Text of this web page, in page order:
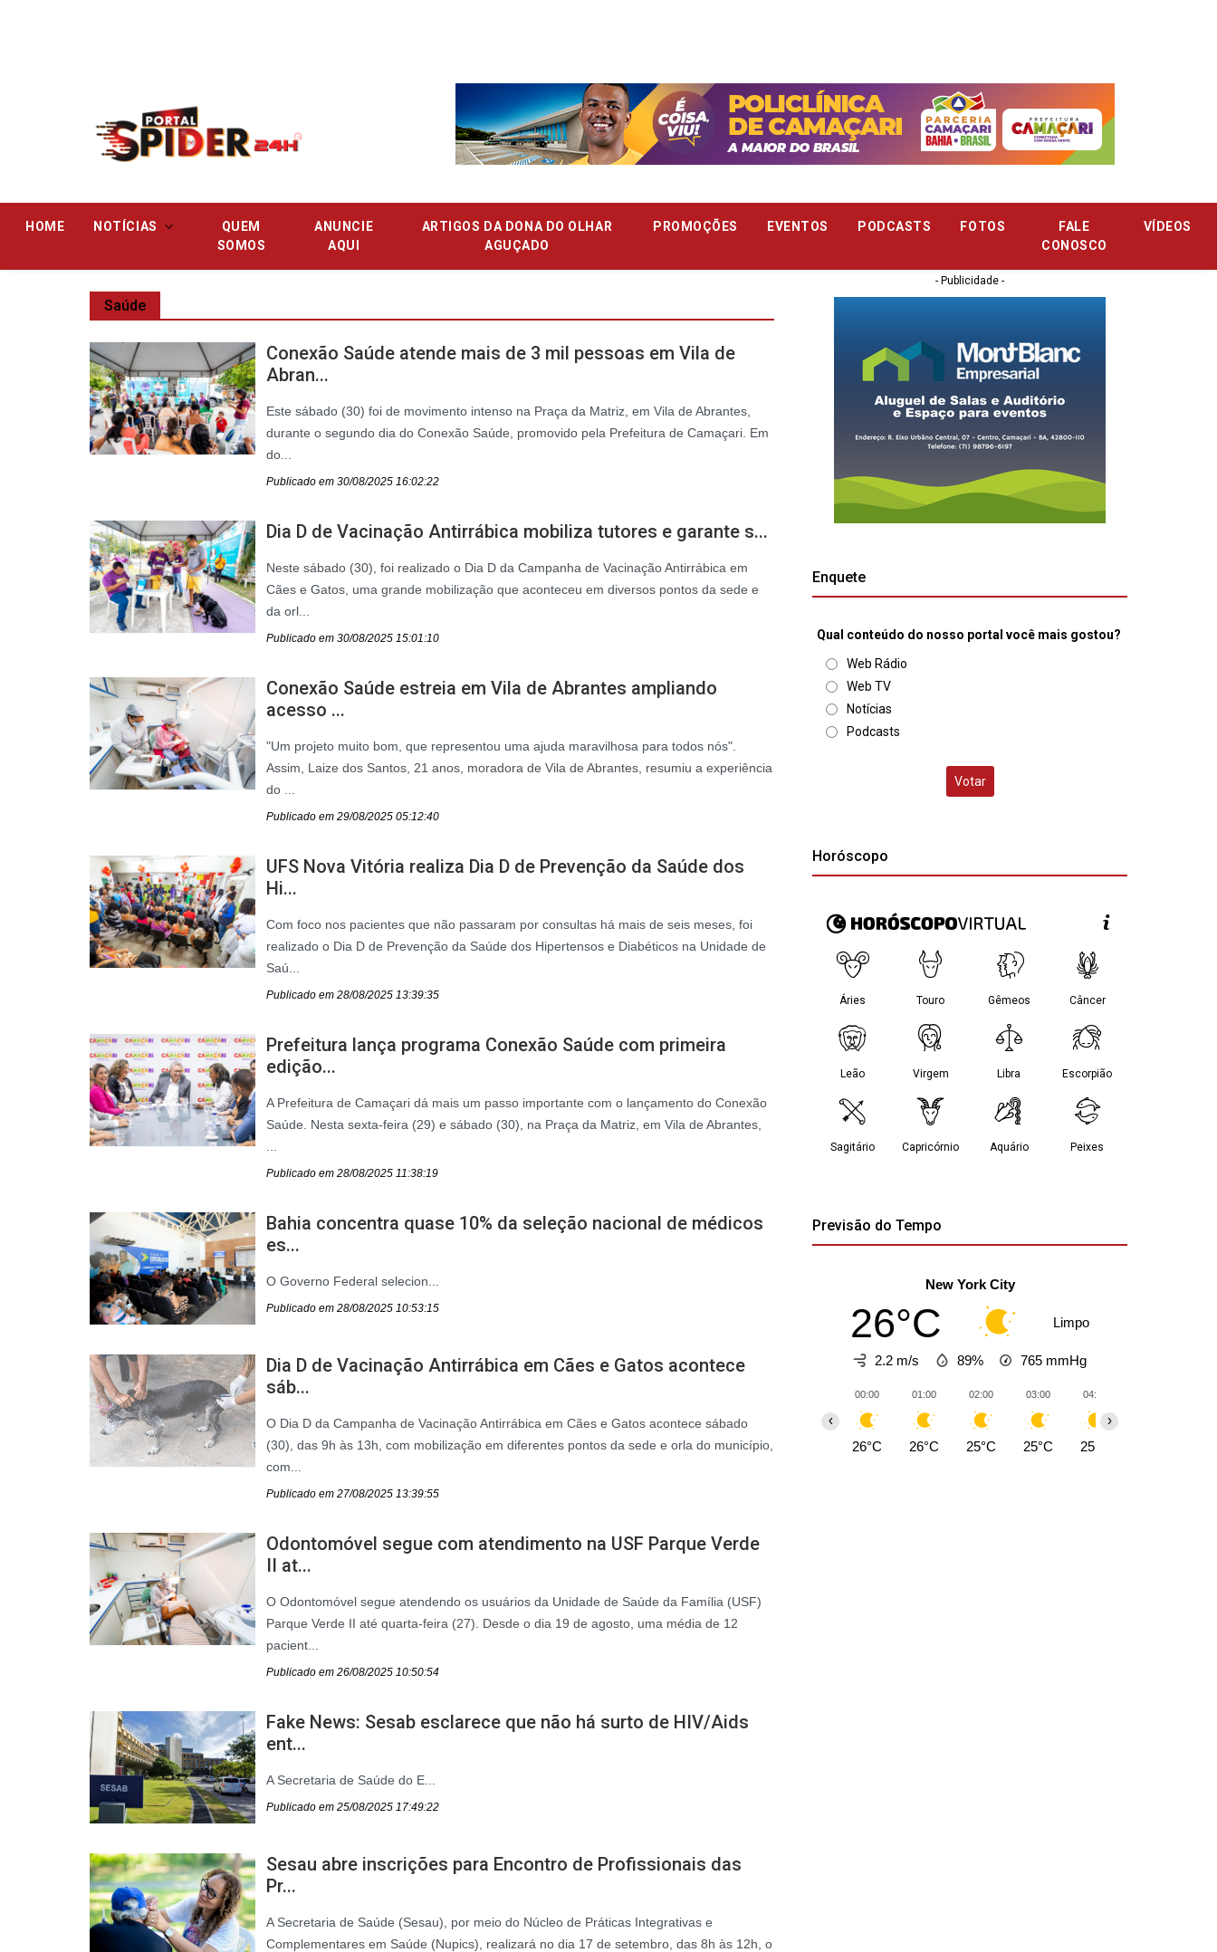
HOME NOTÍCIAS
QUEM
SOMOS
ANUNCIE
AQUI
ARTIGOS DA DONA DO OLHAR
AGUÇADO
PROMOÇÕES EVENTOS PODCASTS FOTOS
FALE
CONOSCO
VÍDEOS
Saúde
Conexão Saúde atende mais de 3 mil pessoas em Vila de
Abran...
Este sábado (30) foi de movimento intenso na Praça da Matriz, em Vila de Abrantes,
durante o segundo dia do Conexão Saúde, promovido pela Prefeitura de Camaçari. Em
do...
Publicado em 30/08/2025 16:02:22
Dia D de Vacinação Antirrábica mobiliza tutores e garante s...
Neste sábado (30), foi realizado o Dia D da Campanha de Vacinação Antirrábica em
Cães e Gatos, uma grande mobilização que aconteceu em diversos pontos da sede e
da orl...
Publicado em 30/08/2025 15:01:10
Conexão Saúde estreia em Vila de Abrantes ampliando
acesso ...
"Um projeto muito bom, que representou uma ajuda maravilhosa para todos nós".
Assim, Laize dos Santos, 21 anos, moradora de Vila de Abrantes, resumiu a experiência
do ...
Publicado em 29/08/2025 05:12:40
UFS Nova Vitória realiza Dia D de Prevenção da Saúde dos
Hi...
Com foco nos pacientes que não passaram por consultas há mais de seis meses, foi
realizado o Dia D de Prevenção da Saúde dos Hipertensos e Diabéticos na Unidade de
Saú...
Publicado em 28/08/2025 13:39:35
Prefeitura lança programa Conexão Saúde com primeira
edição...
A Prefeitura de Camaçari dá mais um passo importante com o lançamento do Conexão
Saúde. Nesta sexta-feira (29) e sábado (30), na Praça da Matriz, em Vila de Abrantes,
Publicado em 28/08/2025 11:38:19
Bahia concentra quase 10% da seleção nacional de médicos
es...
O Governo Federal selecion...
Publicado em 28/08/2025 10:53:15
Dia D de Vacinação Antirrábica em Cães e Gatos acontece
sáb...
O Dia D da Campanha de Vacinação Antirrábica em Cães e Gatos acontece sábado
(30), das 9h às 13h, com mobilização em diferentes pontos da sede e orla do município,
com...
Publicado em 27/08/2025 13:39:55
Odontomóvel segue com atendimento na USF Parque Verde
II at...
O Odontomóvel segue atendendo os usuários da Unidade de Saúde da Família (USF)
Parque Verde II até quarta-feira (27). Desde o dia 19 de agosto, uma média de 12
pacient...
Publicado em 26/08/2025 10:50:54
Fake News: Sesab esclarece que não há surto de HIV/Aids
ent...
A Secretaria de Saúde do E...
Publicado em 25/08/2025 17:49:22
Sesau abre inscrições para Encontro de Profissionais das
Pr...
A Secretaria de Saúde (Sesau), por meio do Núcleo de Práticas Integrativas e
Complementares em Saúde (Nupics), realizará no dia 17 de setembro, das 8h às 12h, o
- Publicidade -
Enquete
Qual conteúdo do nosso portal você mais gostou?
Web Rádio
Web TV
Notícias
Podcasts
Votar
Horóscopo
Previsão do Tempo
New York City
26°C Limpo
2.2 m/s 89% 765 mmHg
00:00
26°C
01:00
26°C
02:00
25°C
03:00
25°C
04:00
25°C
‹ ›